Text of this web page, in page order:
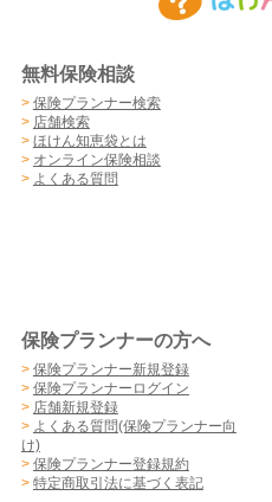
無料保険相談
> 保険プランナー検索
> 店舗検索
> ほけん知恵袋とは
> オンライン保険相談
> よくある質問
保険プランナーの方へ
> 保険プランナー新規登録
> 保険プランナーログイン
> 店舗新規登録
> よくある質問(保険プランナー向
け)
> 保険プランナー登録規約
> 特定商取引法に基づく表記